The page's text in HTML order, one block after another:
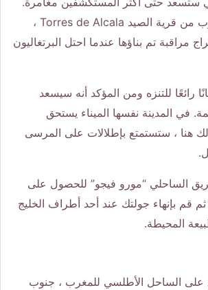
خارج المدينة ، بالقرب من قرية الصيد Torres de Alcala ،
مراقبة تم بناؤها عندما احتل البرتغاليون
رائعًا للتنزه ومن المؤكد أنه سيسعد
في المدينة نفسها الميناء يستحق
هنا ، ستستمتع بإطلالات على المرسى
الساحلي “مورو فيجو” للحصول على
ثم قم بإنهاء جولتك عند أحد أطراف الخليج
المحيطة.
على الساحل الأطلسي للمغرب ، جنوب